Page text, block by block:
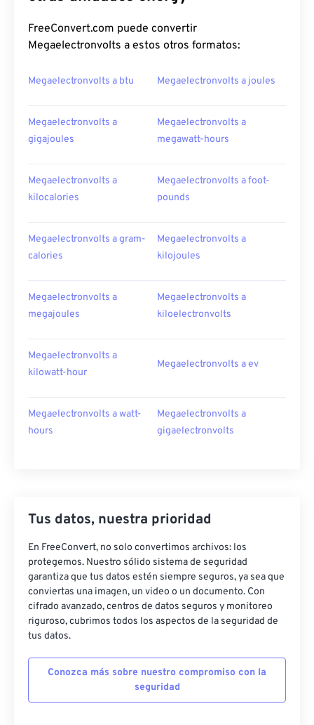
FreeConvert.com puede convertir
Megaelectronvolts a estos otros formatos:
Megaelectronvolts a btu Megaelectronvolts a joules
Megaelectronvolts a
gigajoules
Megaelectronvolts a
megawatt-hours
Megaelectronvolts a
kilocalories
Megaelectronvolts a foot-
pounds
Megaelectronvolts a gram-
calories
Megaelectronvolts a
kilojoules
Megaelectronvolts a
megajoules
Megaelectronvolts a
kiloelectronvolts
Megaelectronvolts a
kilowatt-hour
Megaelectronvolts a ev
Megaelectronvolts a watt-
hours
Megaelectronvolts a
gigaelectronvolts
Tus datos, nuestra prioridad
En FreeConvert, no solo convertimos archivos: los
protegemos. Nuestro sólido sistema de seguridad
garantiza que tus datos estén siempre seguros, ya sea que
conviertas una imagen, un video o un documento. Con
cifrado avanzado, centros de datos seguros y monitoreo
riguroso, cubrimos todos los aspectos de la seguridad de
tus datos.
Conozca más sobre nuestro compromiso con la
seguridad